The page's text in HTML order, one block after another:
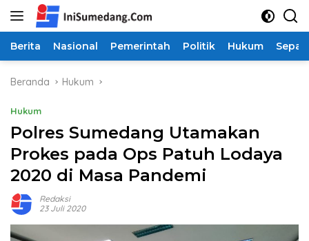
Langsung
Berita Nasional Pemerintah Politik Hukum
Beranda Hukum
Hukum
Polres Sumedang Utamakan
Prokes pada Ops Patuh Lodaya
2020 di Masa Pandemi
Redaksi
23 Juli 2020